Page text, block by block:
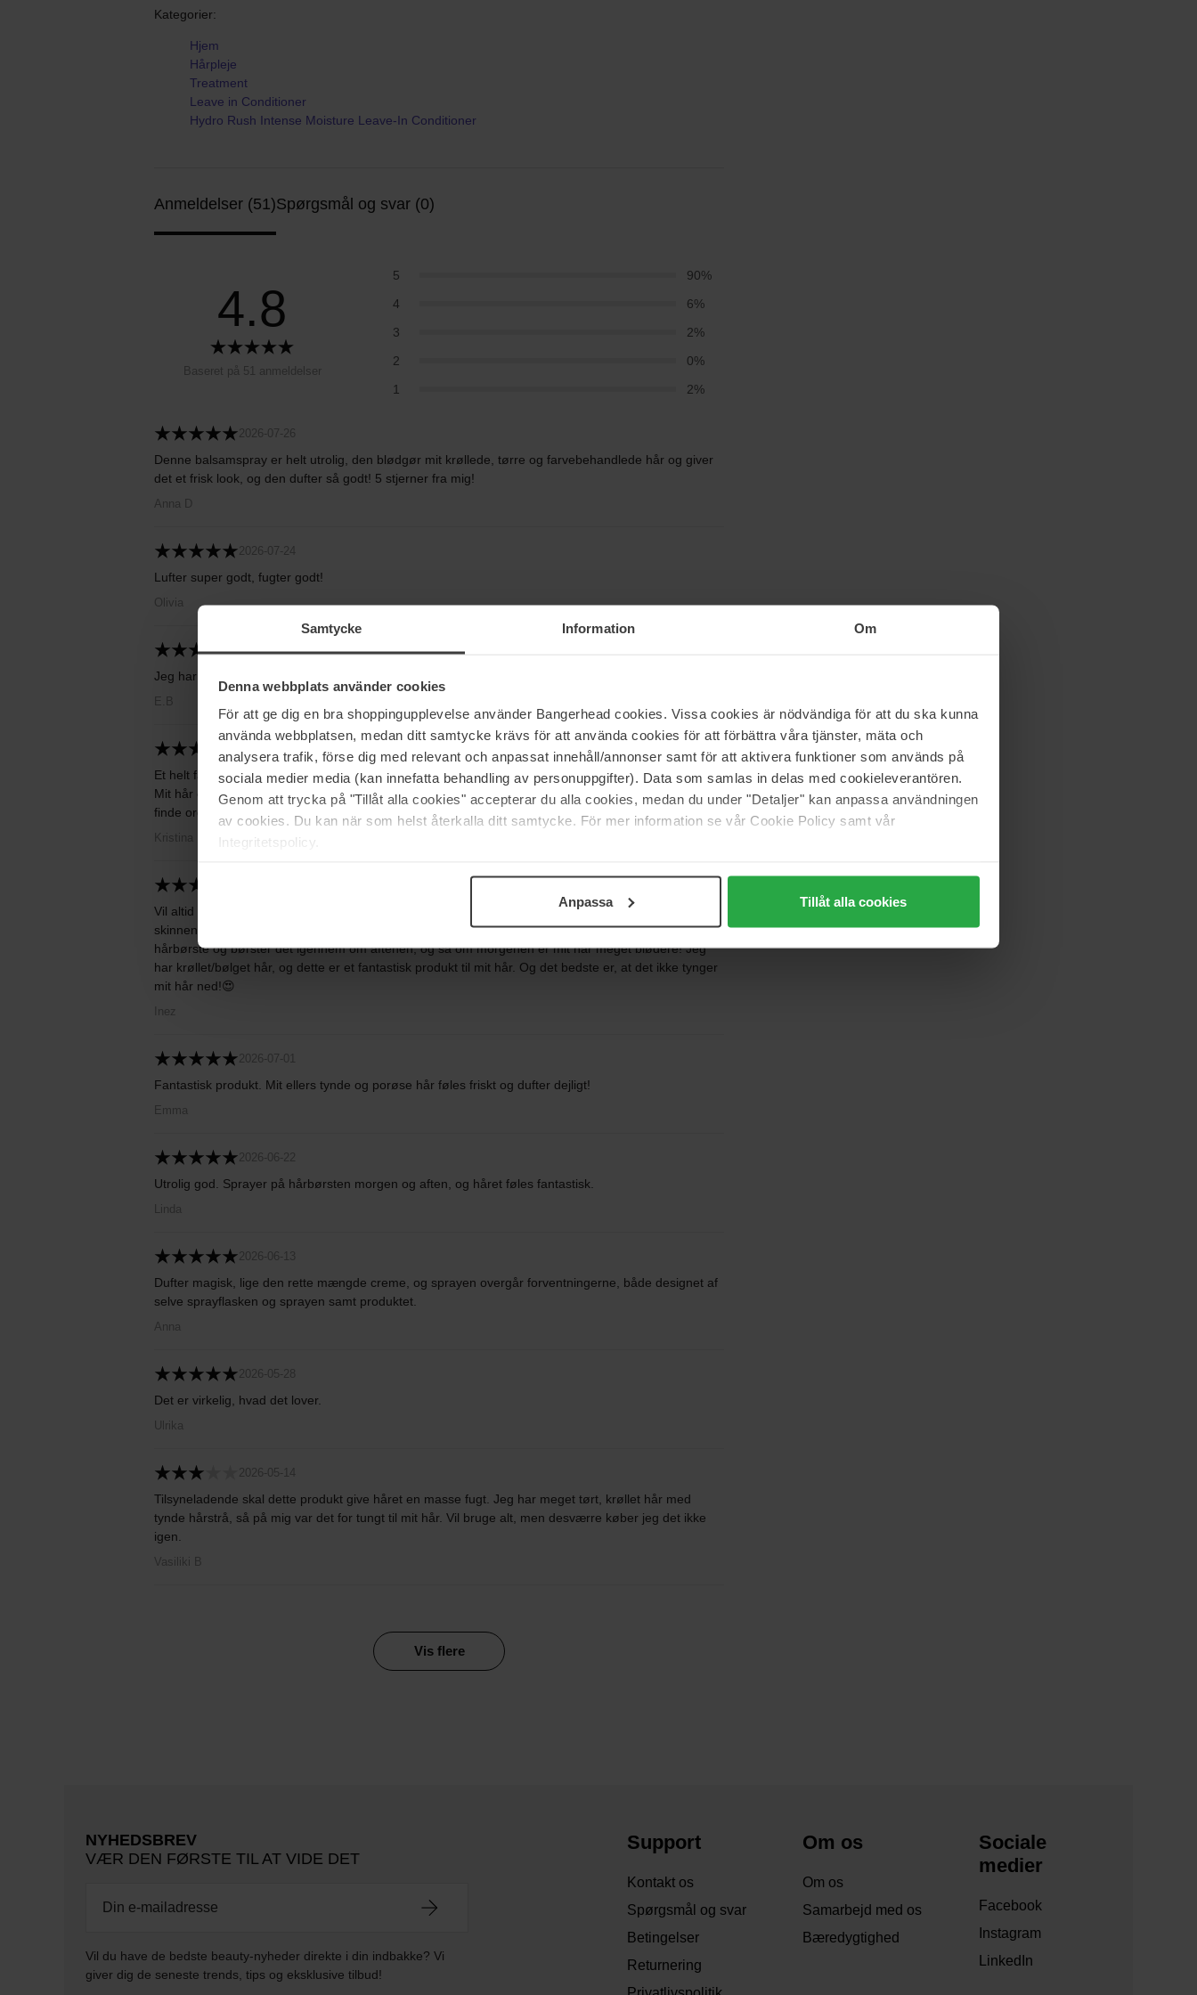
Samtycke Information Om
Denna webbplats använder cookies
För att ge dig en bra shoppingupplevelse använder Bangerhead cookies. Vissa cookies är nödvändiga för att du ska kunna
använda webbplatsen, medan ditt samtycke krävs för att använda cookies för att förbättra våra tjänster, mäta och
analysera trafik, förse dig med relevant och anpassat innehåll/annonser samt för att aktivera funktioner som används på
sociala medier media (kan innefatta behandling av personuppgifter). Data som samlas in delas med cookieleverantören.
Genom att trycka på "Tillåt alla cookies" accepterar du alla cookies, medan du under "Detaljer" kan anpassa användningen
av cookies. Du kan när som helst återkalla ditt samtycke. För mer information se vår Cookie Policy samt vår
Integritetspolicy.
Anpassa Tillåt alla cookies
Kategorier:
Hjem
Hårpleje
Treatment
Leave in Conditioner
Hydro Rush Intense Moisture Leave-In Conditioner
Anmeldelser (51)Spørgsmål og svar (0)
4.8
Baseret på 51 anmeldelser
5
90%
4
6%
3
2%
2
0%
1
2%
2026-07-26
Denne balsamspray er helt utrolig, den blødgør mit krøllede, tørre og farvebehandlede hår og giver
det et frisk look, og den dufter så godt! 5 stjerner fra mig!
Anna D
2026-07-24
Lufter super godt, fugter godt!
Olivia
2026-07-18
Jeg har faktisk testet den for lidt til at sige meget, men jeg synes den virker fin.
E.B
2026-07-11
Et helt fantastisk produkt, har prøvet mange forskellige typer, men har aldrig haft gode resultater før.
Mit hår er ikke tørt og kruset længere, når jeg bruger dette, jeg er så tilfreds, at jeg næsten ikke kan
finde ord på det.
Kristina
Vil altid købe det igen! Jeg bruger dette produkt efter badet, og det gør mit hår så blødt og
skinnende, og mit hår føles så friskt. Hvis jeg føler, at mit hår er lidt tørt, sprayer jeg det også på min
hårbørste og børster det igennem om aftenen, og så om morgenen er mit hår meget blødere! Jeg
har krøllet/bølget hår, og dette er et fantastisk produkt til mit hår. Og det bedste er, at det ikke tynger
mit hår ned!😍
Inez
2026-07-01
Fantastisk produkt. Mit ellers tynde og porøse hår føles friskt og dufter dejligt!
Emma
2026-06-22
Utrolig god. Sprayer på hårbørsten morgen og aften, og håret føles fantastisk.
Linda
2026-06-13
Dufter magisk, lige den rette mængde creme, og sprayen overgår forventningerne, både designet af
selve sprayflasken og sprayen samt produktet.
Anna
2026-05-28
Det er virkelig, hvad det lover.
Ulrika
2026-05-14
Tilsyneladende skal dette produkt give håret en masse fugt. Jeg har meget tørt, krøllet hår med
tynde hårstrå, så på mig var det for tungt til mit hår. Vil bruge alt, men desværre køber jeg det ikke
igen.
Vasiliki B
Vis flere
NYHEDSBREV
VÆR DEN FØRSTE TIL AT VIDE DET
Vil du have de bedste beauty-nyheder direkte i din indbakke? Vi
giver dig de seneste trends, tips og eksklusive tilbud!
Support
Kontakt os
Spørgsmål og svar
Betingelser
Returnering
Om os
Om os
Samarbejd med os
Bæredygtighed
Sociale
medier
Facebook
Instagram
LinkedIn